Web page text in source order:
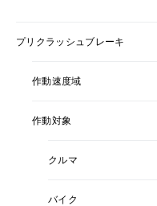
プリクラッシュブレーキ
作動速度域
作動対象
クルマ
バイク